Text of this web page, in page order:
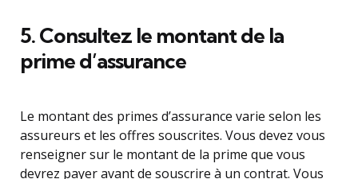
5. Consultez le montant de la
prime d’assurance
Le montant des primes d’assurance varie selon les
assureurs et les offres souscrites. Vous devez vous
renseigner sur le montant de la prime que vous
devrez payer avant de souscrire à un contrat. Vous